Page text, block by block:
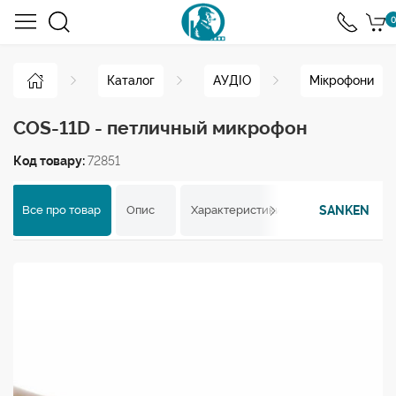
0
Каталог АУДІО Мікрофони
COS-11D - петличный микрофон
Код товару:72851
Все про товар Опис Характеристики Відгуки
SANKEN